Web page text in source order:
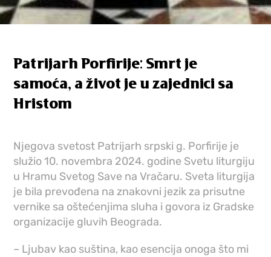
Patrijarh Porfirije: Smrt je
samoća, a život je u zajednici sa
Hristom
Njegova svetost Patrijarh srpski g. Porfirije je
služio 10. novembra 2024. godine Svetu liturgiju
u Hramu Svetog Save na Vračaru. Sveta liturgija
je bila prevođena na znakovni jezik za prisutne
vernike sa oštećenjima sluha i govora iz Gradske
organizacije gluvih Beograda.
– Ljubav kao suština, kao esencija onoga što mi